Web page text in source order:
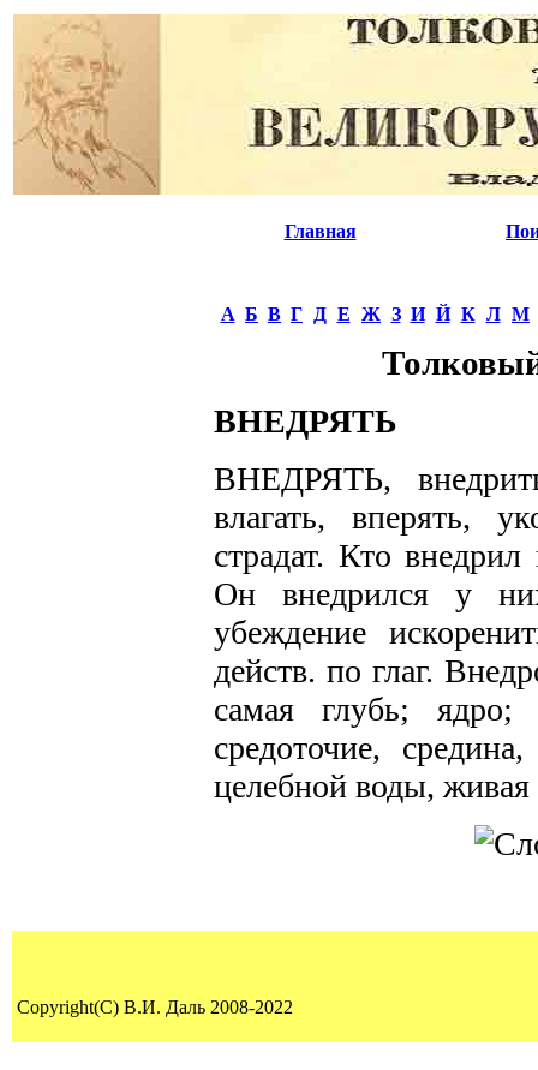
Главная
А Б В Г Д Е Ж З И Й К Л М
ВНЕДРЯТЬ
ВНЕДРЯТЬ,
влагать, вперять,
страдат. Кто
Он внедрился у
убеждение
действ. по глаг.
самая глубь;
средоточие,
целебной воды, живая
Copyright(C) В.И. Даль 2008-2022